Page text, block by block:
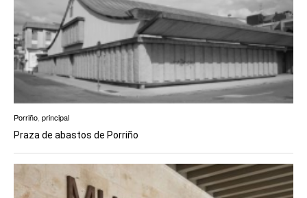
Porriño, principal
Praza de abastos de Porriño